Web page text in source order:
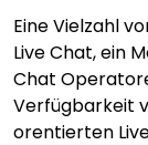
Eine Vielzahl
Live Chat, ein
Chat
Verfügbarkeit
orentierten